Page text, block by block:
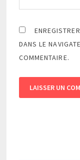
DANS LE
COMMENTAIRE.